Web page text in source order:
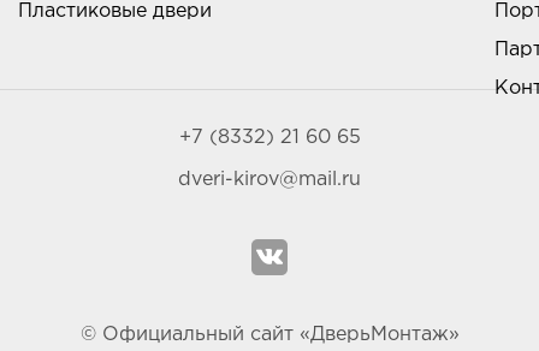
Пластиковые двери
+7 (8332) 21 60 65
dveri-kirov@mail.ru
© Официальный сайт «ДверьМонтаж»